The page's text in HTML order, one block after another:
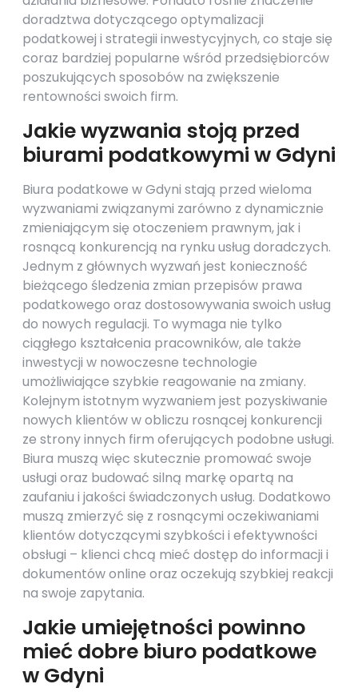
doradztwa dotyczącego optymalizacji
podatkowej i strategii inwestycyjnych, co staje się
coraz bardziej popularne wśród przedsiębiorców
poszukujących sposobów na zwiększenie
rentowności swoich firm.
Jakie wyzwania stoją przed
biurami podatkowymi w Gdyni
Biura podatkowe w Gdyni stają przed wieloma
wyzwaniami związanymi zarówno z dynamicznie
zmieniającym się otoczeniem prawnym, jak i
rosnącą konkurencją na rynku usług doradczych.
Jednym z głównych wyzwań jest konieczność
bieżącego śledzenia zmian przepisów prawa
podatkowego oraz dostosowywania swoich usług
do nowych regulacji. To wymaga nie tylko
ciągłego kształcenia pracowników, ale także
inwestycji w nowoczesne technologie
umożliwiające szybkie reagowanie na zmiany.
Kolejnym istotnym wyzwaniem jest pozyskiwanie
nowych klientów w obliczu rosnącej konkurencji
ze strony innych firm oferujących podobne usługi.
Biura muszą więc skutecznie promować swoje
usługi oraz budować silną markę opartą na
zaufaniu i jakości świadczonych usług. Dodatkowo
muszą zmierzyć się z rosnącymi oczekiwaniami
klientów dotyczącymi szybkości i efektywności
obsługi – klienci chcą mieć dostęp do informacji i
dokumentów online oraz oczekują szybkiej reakcji
na swoje zapytania.
Jakie umiejętności powinno
mieć dobre biuro podatkowe
w Gdyni